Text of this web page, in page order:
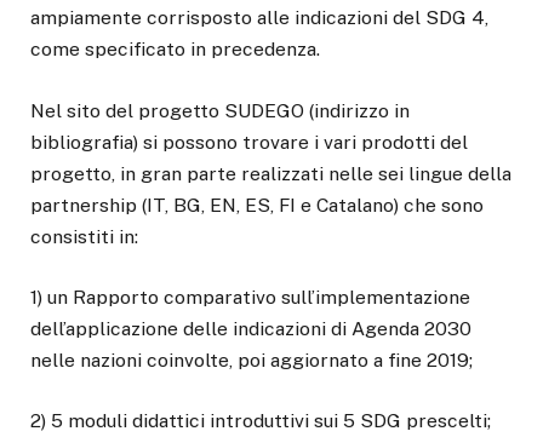
ampiamente corrisposto alle indicazioni del SDG 4,
come specificato in precedenza.
Nel sito del progetto SUDEGO (indirizzo in
bibliografia) si possono trovare i vari prodotti del
progetto, in gran parte realizzati nelle sei lingue della
partnership (IT, BG, EN, ES, FI e Catalano) che sono
consistiti in:
1) un Rapporto comparativo sull’implementazione
dell’applicazione delle indicazioni di Agenda 2030
nelle nazioni coinvolte, poi aggiornato a fine 2019;
2) 5 moduli didattici introduttivi sui 5 SDG prescelti;